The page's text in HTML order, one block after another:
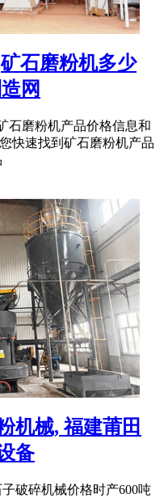
石磨粉机多少
网
石磨粉机产品价格信息和
快速找到矿石磨粉机产品
机械, 福建莆田
备
破碎机械价格时产600吨